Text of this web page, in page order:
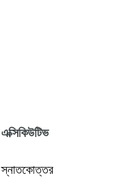
এক্সিকিউটিভ
স্নাতকোত্তর